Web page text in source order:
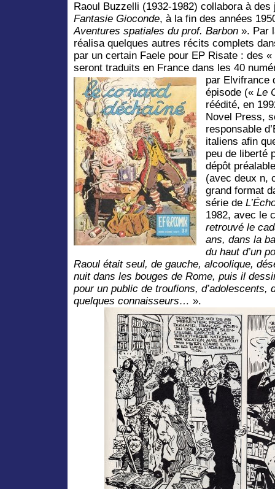
Raoul Buzzelli (1932-1982) collabora à
Fantasie Gioconde, à la fin des années
Aventures spatiales du prof. Barbon ». Par
réalisa quelques autres récits complets
par un certain Faele pour EP Risate : des
seront traduits en France dans les 40
par Elvifrance
épisode (« Le
réédité, en
Novel Press,
responsable
italiens afin
peu de liberté
dépôt
(avec deux n,
grand format
série de
1982, avec le
retrouvé le
ans, dans la
du haut d’un
Raoul était seul, de gauche, alcoolique,
nuit dans les bouges de Rome, puis il
pour un public de troufions, d’adolescents,
quelques connaisseurs… ».